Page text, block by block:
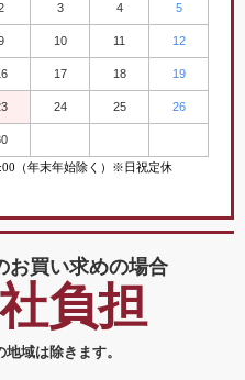
3 4 5
10 11 12
17 18 19
24 25 26
（年末年始除く）※日祝定休
お買い求めの場合
負担
域は除きます。